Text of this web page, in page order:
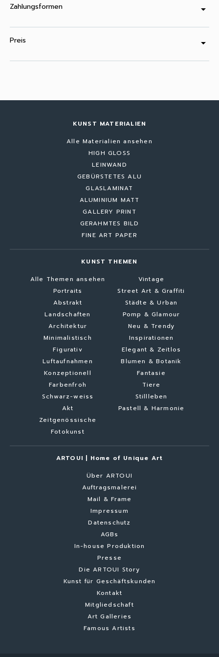
Zahlungsformen arrow_drop_down
Preis arrow_drop_down
KUNST MATERIALIEN
Alle Materialien ansehen
HIGH GLOSS
LEINWAND
GEBÜRSTETES ALU
GLASLAMINAT
ALUMINIUM MATT
GALLERY PRINT
GERAHMTES BILD
FINE ART PAPER
KUNST THEMEN
Alle Themen ansehen
Portraits
Abstrakt
Landschaften
Architektur
Minimalistisch
Figurativ
Luftaufnahmen
Konzeptionell
Farbenfroh
Schwarz-weiss
Akt
Zeitgenössische
Fotokunst
Vintage
Street Art & Graffiti
Städte & Urban
Pomp & Glamour
Neu & Trendy
Inspirationen
Elegant & Zeitlos
Blumen & Botanik
Fantasie
Tiere
Stillleben
Pastell & Harmonie
ARTOUI | Home of Unique Art
Über ARTOUI
Auftragsmalerei
Mail & Frame
Impressum
Datenschutz
AGBs
In-house Produktion
Presse
Die ARTOUI Story
Kunst für Geschäftskunden
Kontakt
Mitgliedschaft
Art Galleries
Famous Artists